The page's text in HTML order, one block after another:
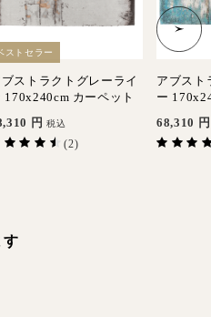
ストセラー
ブストラクトグレーライ
170x240cm カーペット
円 税込
(2)
アブスト
ー
68,310 円
す